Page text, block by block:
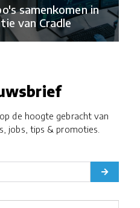
samenkomen in
van Cradle
de hoogte gebracht van
jobs, tips & promoties.